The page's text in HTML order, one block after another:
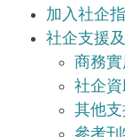
加入社企
社企支援
商務
社企資
其他
參考